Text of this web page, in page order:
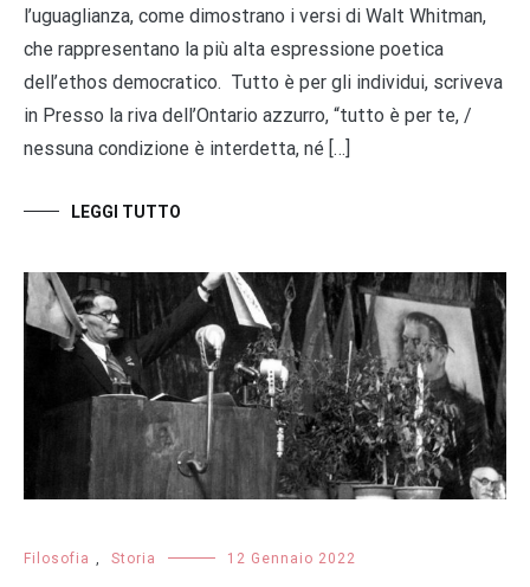
l’uguaglianza, come dimostrano i versi di Walt Whitman,
che rappresentano la più alta espressione poetica
dell’ethos democratico. Tutto è per gli individui, scriveva
in Presso la riva dell’Ontario azzurro, “tutto è per te, /
nessuna condizione è interdetta, né […]
LEGGI TUTTO
Filosofia Storia 12 Gennaio 2022